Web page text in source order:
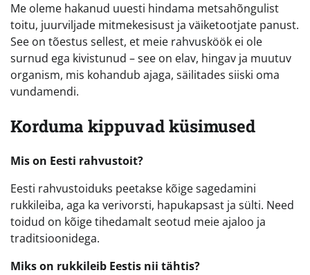
Me oleme hakanud uuesti hindama metsahõngulist
toitu, juurviljade mitmekesisust ja väiketootjate panust.
See on tõestus sellest, et meie rahvusköök ei ole
surnud ega kivistunud – see on elav, hingav ja muutuv
organism, mis kohandub ajaga, säilitades siiski oma
vundamendi.
Korduma kippuvad küsimused
Mis on Eesti rahvustoit?
Eesti rahvustoiduks peetakse kõige sagedamini
rukkileiba, aga ka verivorsti, hapukapsast ja sülti. Need
toidud on kõige tihedamalt seotud meie ajaloo ja
traditsioonidega.
Miks on rukkileib Eestis nii tähtis?